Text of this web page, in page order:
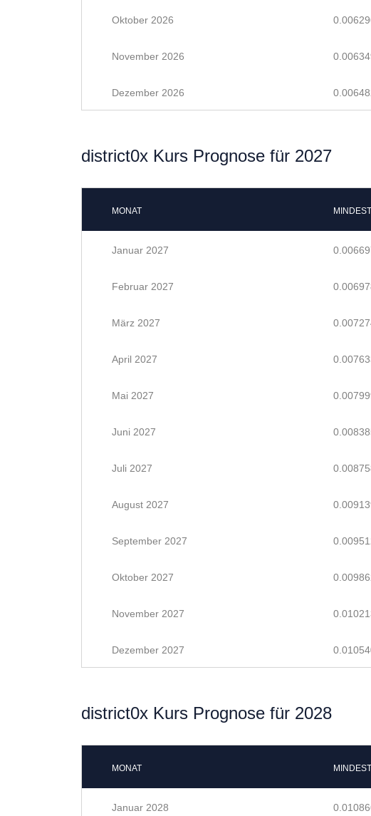
Oktober 2026
November 2026
Dezember 2026
district0x Kurs Prognose für 2027
MONAT
Januar 2027
Februar 2027
März 2027
April 2027
Mai 2027
Juni 2027
Juli 2027
August 2027
September 2027
Oktober 2027
November 2027
Dezember 2027
district0x Kurs Prognose für 2028
MONAT
Januar 2028